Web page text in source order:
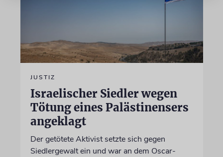
JUSTIZ
Israelischer Siedler wegen
Tötung eines Palästinensers
angeklagt
Der getötete Aktivist setzte sich gegen
Siedlergewalt ein und war an dem Oscar-